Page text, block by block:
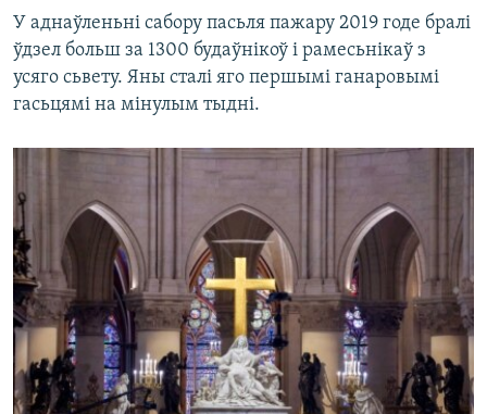
У аднаўленьні сабору пасьля пажару 2019 годe бралі
ўдзел больш за 1300 будаўнікоў і рамесьнікаў з
усяго сьвету. Яны сталі яго першымі ганаровымі
гасьцямі на мінулым тыдні.